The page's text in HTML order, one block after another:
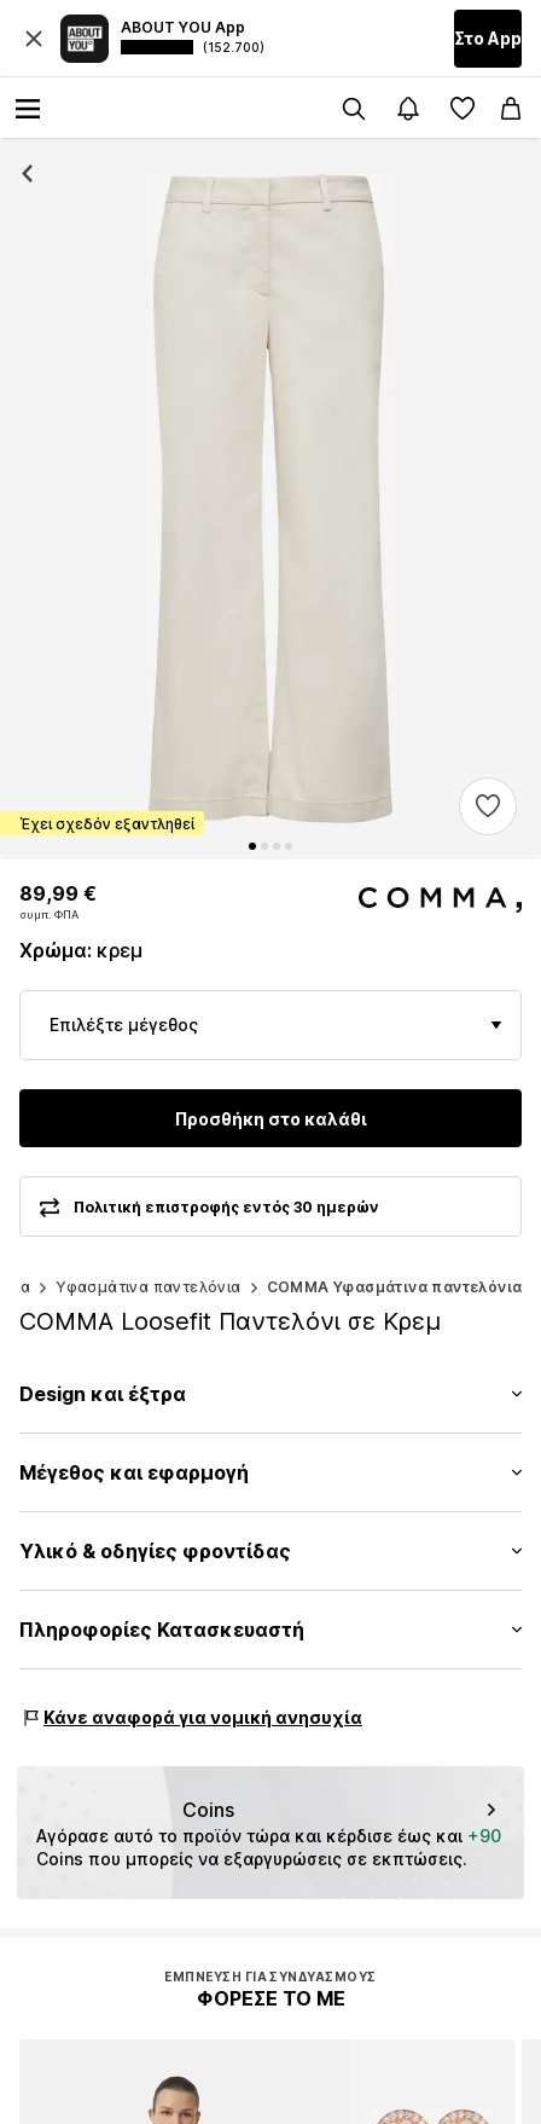
ABOUT YOU App
(152.700) Στο Αpp
Έχει σχεδόν εξαντληθεί
89,99 €
συμπ. ΦΠΑ
89,99 €
συμπ. ΦΠΑ
Χρώμα: κρεμ
Επιλέξτε μέγεθος
Προσθήκη στο καλάθι
Πολιτική επιστροφής εντός 30 ημερών
Υφασμάτινα παντελόνια COMMA Υφασμάτινα παντελόνια
COMMA Loosefit Παντελόνι σε Κρεμ
Design και έξτρα
Βαμβάκι
Γαζωμένο στρίφωμα/άκρη
Πλευρική τσέπη
Ραφές στον ίδιο τόνο
Φερμουάρ
Μέγεθος και εφαρμογή
Εφαρμογή: Loosefit
Ύψος μέσης: Mid Waist
Πίνακας μεγεθών
Υλικό & οδηγίες φροντίδας
Υλικό: 65% Βαμβάκι, 32% Πολυεστέρας - PES, 3% Ελαστάνη
Πληροφορίες Κατασκευαστή
DE-97228 Rottendorf
Κάνε αναφορά για νομική ανησυχία
Coins
Αγόρασε αυτό το προϊόν τώρα και κέρδισε έως και +90
Coins που μπορείς να εξαργυρώσεις σε εκπτώσεις.
ΈΜΠΝΕΥΣΗ ΓΙΑ ΣΥΝΔΥΑΣΜΟΎΣ
ΦΟΡΕΣΕ ΤΟ ΜΕ